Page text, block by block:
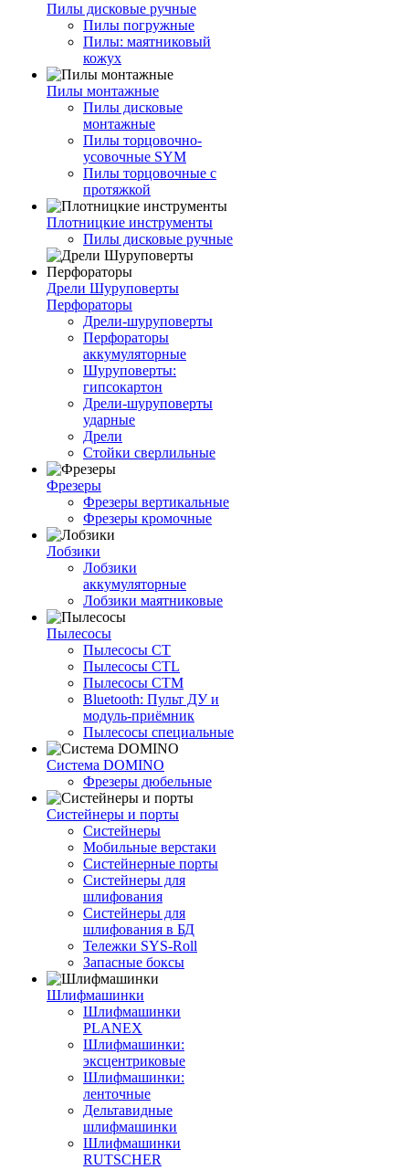
Пилы дисковые ручные
Пилы погружные
Пилы: маятниковый
кожух
Пилы монтажные
Пилы дисковые
монтажные
Пилы торцовочно-
усовочные SYM
Пилы торцовочные с
протяжкой
Плотницкие инструменты
Пилы дисковые ручные
Дрели Шуруповерты
Перфораторы
Дрели-шуруповерты
Перфораторы
аккумуляторные
Шуруповерты:
гипсокартон
Дрели-шуруповерты
ударные
Дрели
Стойки сверлильные
Фрезеры
Фрезеры вертикальные
Фрезеры кромочные
Лобзики
Лобзики
аккумуляторные
Лобзики маятниковые
Пылесосы
Пылесосы CT
Пылесосы CTL
Пылесосы CTM
Bluetooth: Пульт ДУ и
модуль-приёмник
Пылесосы специальные
Система DOMINO
Фрезеры дюбельные
Систейнеры и порты
Систейнеры
Мобильные верстаки
Систейнерные порты
Систейнеры для
шлифования
Систейнеры для
шлифования в БД
Тележки SYS-Roll
Запасные боксы
Шлифмашинки
Шлифмашинки
PLANEX
Шлифмашинки:
эксцентриковые
Шлифмашинки:
ленточные
Дельтавидные
шлифмашинки
Шлифмашинки
RUTSCHER